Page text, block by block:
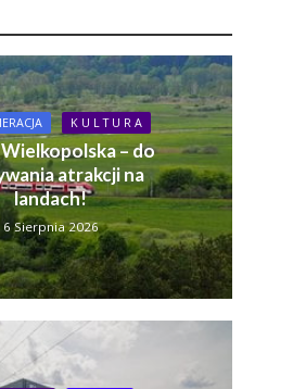
K U L T U R A
– do
atrakcji na
landach!
6 Sierpnia 2026